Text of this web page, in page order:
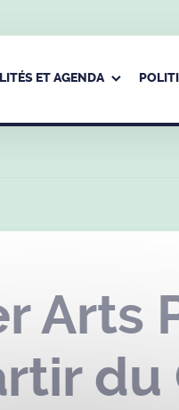
ET AGENDA
Arts
du